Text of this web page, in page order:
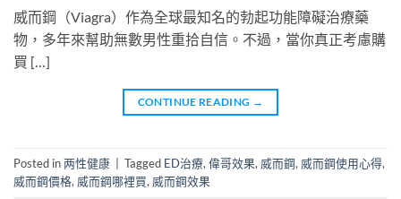
威而鋼（Viagra）作為全球最知名的勃起功能障礙治療藥
物，多年來幫助無數男性重拾自信。不過，當你真正考慮購
買 […]
CONTINUE READING →
Posted in两性健康 Tagged ED治療, 偉哥效果, 威而鋼, 威而鋼使用心得,
威而鋼價格, 威而鋼哪裡買, 威而鋼效果